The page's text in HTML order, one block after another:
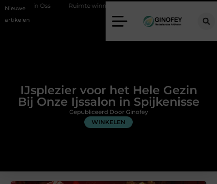
Nieuwe
artikelen
Ruimte winnen in de slaapkamer met een boxspring met opbergruimte
IJsplezier voor het Hele Gezin
Bij Onze Ijssalon in Spijkenisse
WINKELEN
Gepubliceerd Door Ginofey